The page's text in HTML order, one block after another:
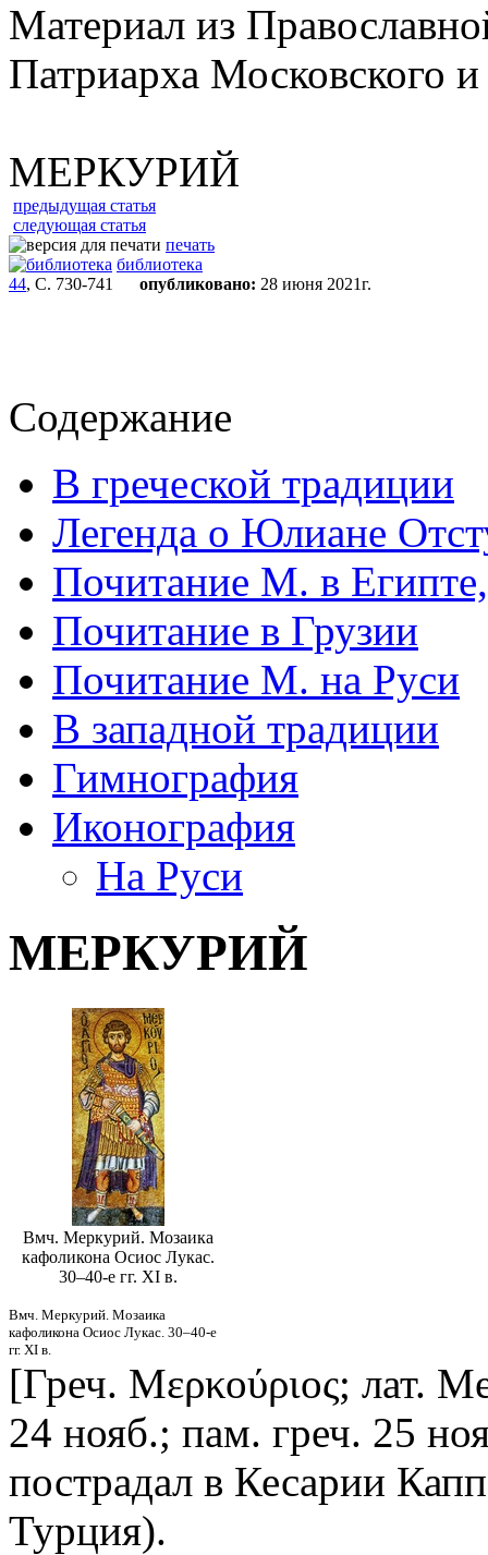
Материал из
Патриарха Московского
МЕРКУРИЙ
предыдущая статья
следующая статья
печать
библиотека
44, С. 730-741 опубликовано: 28 июня 2021г.
Содержание
В греческой традиции
Легенда о Юлиане
Почитание М. в
Почитание в Грузии
Почитание М. на Руси
В западной традиции
Гимнография
Иконография
На Руси
МЕРКУРИЙ
Вмч. Меркурий. Мозаика
кафоликона Осиос Лукас.
30–40-е гг. XI в.
Вмч. Меркурий. Мозаика
кафоликона Осиос Лукас. 30–40-е
гг. XI в.
[Греч. Μερκούριος; лат.
24 нояб.; пам. греч. 25
пострадал в Кесарии
Турция).